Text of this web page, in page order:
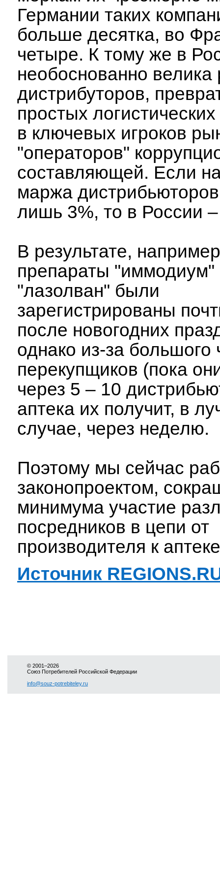
Германии таких
больше десятка, во
четыре. К тому же в
необоснованно велика
дистрибуторов,
простых
в ключевых игроков
"операторов"
составляющей. Если
маржа
лишь 3%, то в России
В результате,
препараты "иммодиум"
"лазолван" были
зарегистрированы
после новогодних
однако из-за большого
перекупщиков (пока
через 5 – 10
аптека их получит, в
случае, через неделю.
Поэтому мы сейчас
законопроектом,
минимума участие
посредников в цепи от
производителя к
Источник
© 2001–2026
Союз Потребителей Российской Федерации
info@souz-potrebiteley.ru